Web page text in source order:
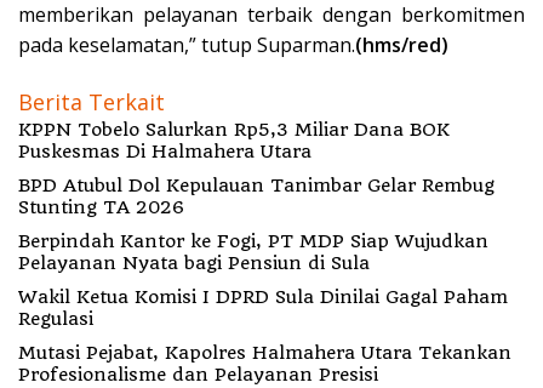
memberikan pelayanan terbaik dengan berkomitmen
pada keselamatan,” tutup Suparman.(hms/red)
Berita Terkait
KPPN Tobelo Salurkan Rp5,3 Miliar Dana BOK
Puskesmas Di Halmahera Utara
BPD Atubul Dol Kepulauan Tanimbar Gelar Rembug
Stunting TA 2026
Berpindah Kantor ke Fogi, PT MDP Siap Wujudkan
Pelayanan Nyata bagi Pensiun di Sula
Wakil Ketua Komisi I DPRD Sula Dinilai Gagal Paham
Regulasi
Mutasi Pejabat, Kapolres Halmahera Utara Tekankan
Profesionalisme dan Pelayanan Presisi